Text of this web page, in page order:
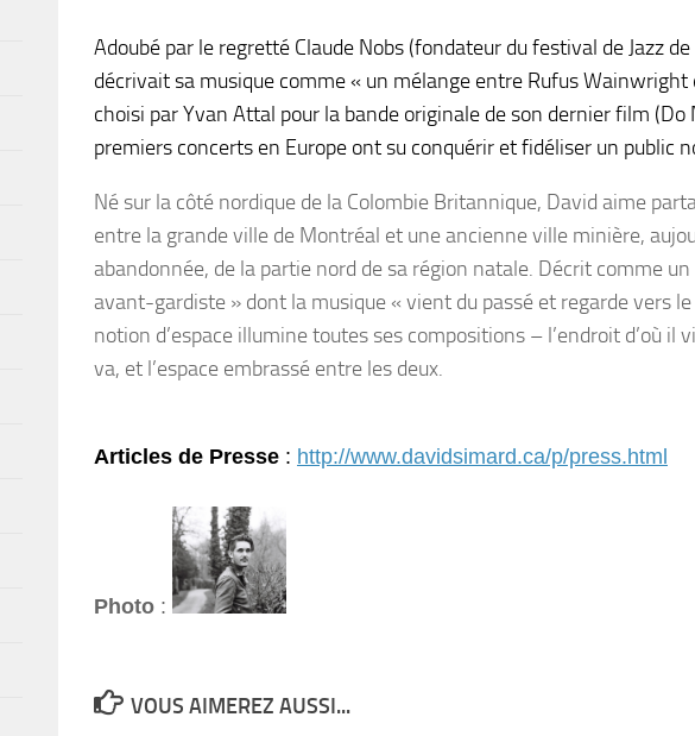
Adoubé par le regretté Claude Nobs (fondateur du festival de Jazz
décrivait sa musique comme « un mélange entre Rufus Wainwright
choisi par Yvan Attal pour la bande originale de son dernier film (Do
premiers concerts en Europe ont su conquérir et fidéliser un public
Né sur la côté nordique de la Colombie Britannique, David aime
entre la grande ville de Montréal et une ancienne ville minière,
abandonnée, de la partie nord de sa région natale. Décrit comme
avant-gardiste » dont la musique « vient du passé et regarde vers
notion d’espace illumine toutes ses compositions – l’endroit d’où il
va, et l’espace embrassé entre les deux.
Articles de Presse : http://www.davidsimard.ca/p/press.html
Photo :
VOUS AIMEREZ AUSSI...